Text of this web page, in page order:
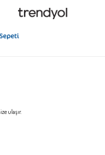
ulaşır.